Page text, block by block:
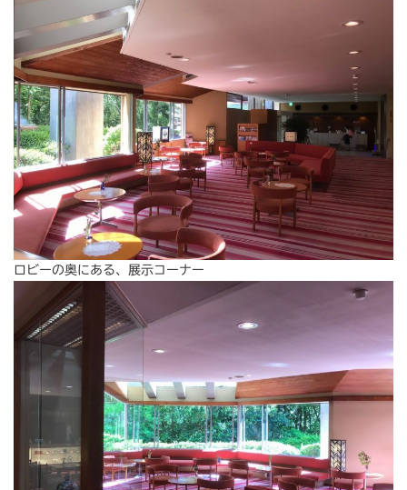
ロビーの奥にある、展示コーナー